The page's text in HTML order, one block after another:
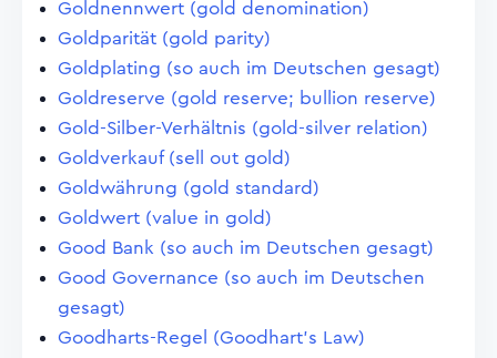
Goldnennwert (gold denomination)
Goldparität (gold parity)
Goldplating (so auch im Deutschen gesagt)
Goldreserve (gold reserve; bullion reserve)
Gold-Silber-Verhältnis (gold-silver relation)
Goldverkauf (sell out gold)
Goldwährung (gold standard)
Goldwert (value in gold)
Good Bank (so auch im Deutschen gesagt)
Good Governance (so auch im Deutschen
gesagt)
Goodharts-Regel (Goodhart's Law)